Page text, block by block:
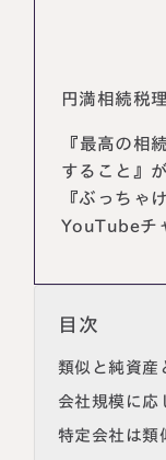
名古屋事務所
450-0002
知県名古屋市中村区名
円満相続税
『最高の相
すること』
『ぶっちゃ
YouTubeチ
目次
類似と純資産
会社規模に応
特定会社は類